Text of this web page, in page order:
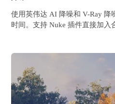
使用英伟达 AI 降噪和 V-Ray 降
时间。支持 Nuke 插件直接加入